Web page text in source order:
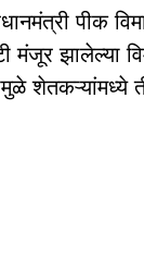
पीक
मंजूर झालेल्या
शेतकऱ्यांमध्ये